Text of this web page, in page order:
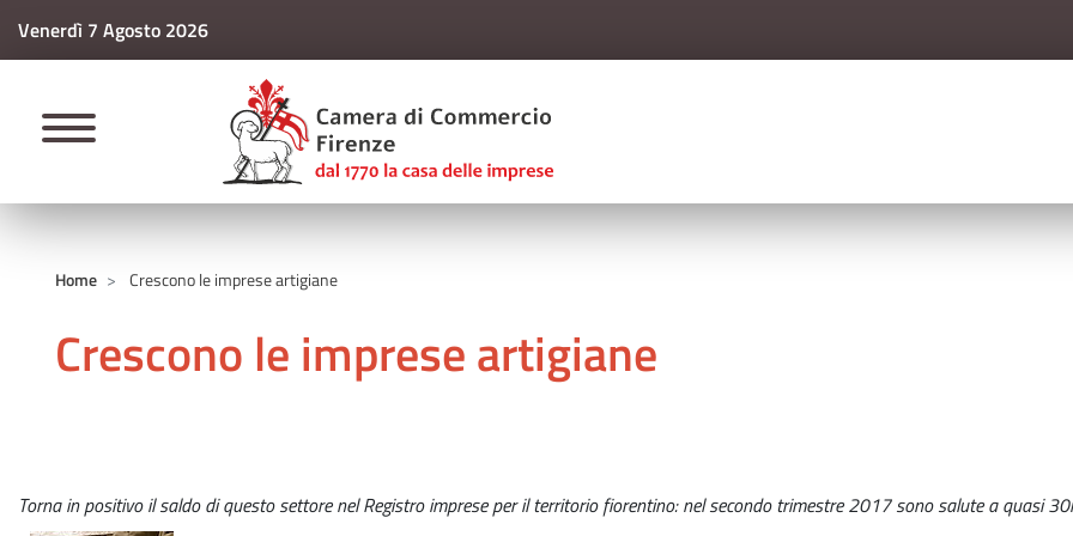
Venerdì 7 Agosto 2026
CAMERE DI COMMERCIO D'ITALIA
Home Crescono le imprese artigiane
Crescono le imprese artigiane
Torna in positivo il saldo di questo settore nel Registro imprese per il territorio fiorentino: nel secondo trimestre 2017 sono salute a quasi